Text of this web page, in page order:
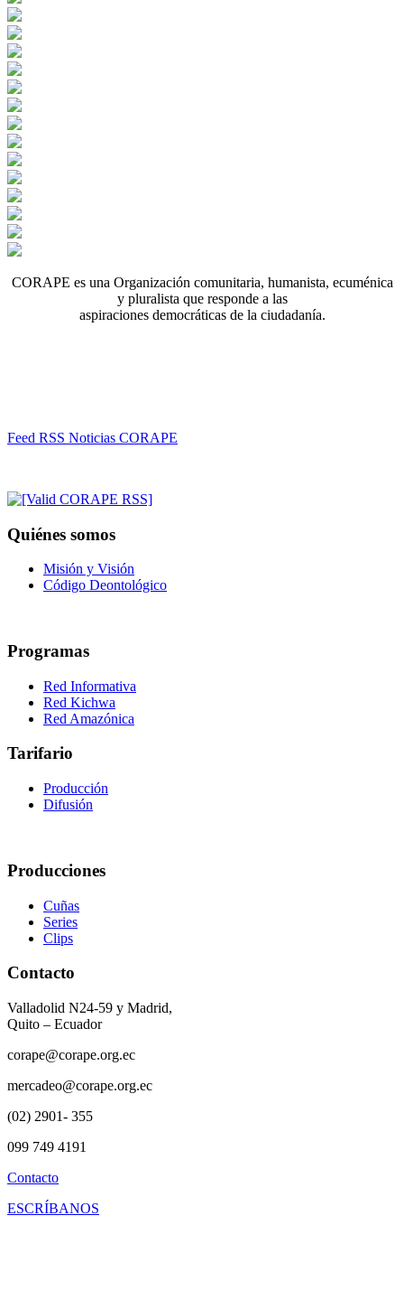
CORAPE es una Organización comunitaria, humanista, ecuménica
y pluralista que responde a las
aspiraciones democráticas de la ciudadanía.
Feed RSS Noticias CORAPE
Quiénes somos
Misión y Visión
Código Deontológico
Programas
Red Informativa
Red Kichwa
Red Amazónica
Tarifario
Producción
Difusión
Producciones
Cuñas
Series
Clips
Contacto
Valladolid N24-59 y Madrid,
Quito – Ecuador
corape@corape.org.ec
mercadeo@corape.org.ec
(02) 2901- 355
099 749 4191
Contacto
ESCRÍBANOS